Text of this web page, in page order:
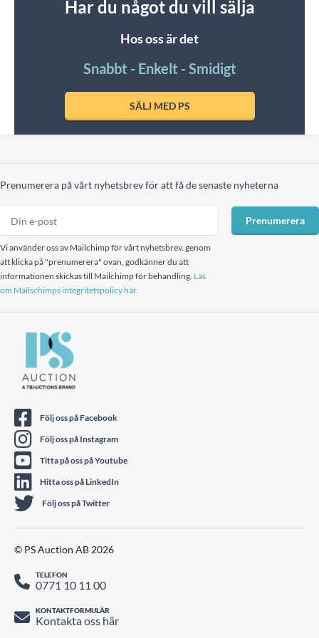
Har du något du vill sälja
Hos oss är det
Snabbt - Enkelt - Smidigt
SÄLJ MED PS
Prenumerera på vårt nyhetsbrev för att få de senaste nyheterna
Vi använder oss av Mailchimp för vårt nyhetsbrev. genom
att klicka på "prenumerera" ovan, godkänner du att
informationen skickas till Mailchimp för behandling. Läs
om Mailschimps integritetspolicy här.
Prenumerera
Följ oss på Facebook
Följ oss på Instagram
Titta på oss på Youtube
Hitta oss på LinkedIn
Följ oss på Twitter
© PS Auction AB 2026
TELEFON
0771 10 11 00
KONTAKTFORMULÄR
Kontakta oss här